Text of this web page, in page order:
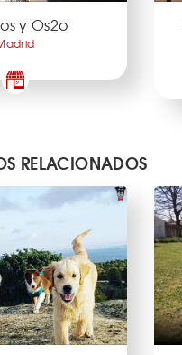
y Os2o
RELACIONADOS